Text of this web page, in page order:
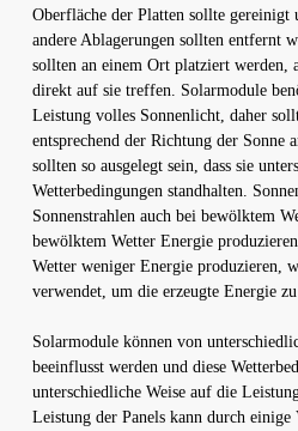
Oberfläche der Platten sollte gereinigt
andere Ablagerungen sollten entfernt
sollten an einem Ort platziert werden,
direkt auf sie treffen. Solarmodule
Leistung volles Sonnenlicht, daher
entsprechend der Richtung der Sonne
sollten so ausgelegt sein, dass sie
Wetterbedingungen standhalten.
Sonnenstrahlen auch bei bewölktem
bewölktem Wetter Energie
Wetter weniger Energie produzieren,
verwendet, um die erzeugte Energie zu
Solarmodule können von
beeinflusst werden und diese
unterschiedliche Weise auf die
Leistung der Panels kann durch einige